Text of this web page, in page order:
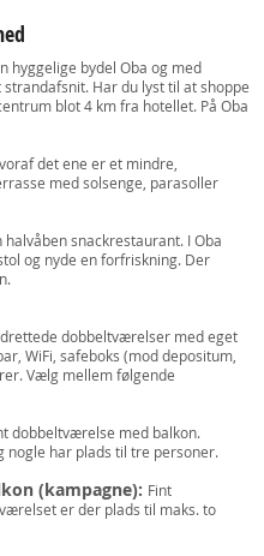
hyggelige bydel Oba og med
Har du lyst til at shoppe
blot 4 km fra hotellet. På Oba
det ene er et mindre,
med solsenge, parasoller
snackrestaurant. I Oba
og nyde en forfriskning. Der
dobbeltværelser med eget
WiFi, safeboks (mod depositum,
Vælg mellem følgende
dobbeltværelse med balkon.
har plads til tre personer.
(kampagne): Fint
er der plads til maks. to